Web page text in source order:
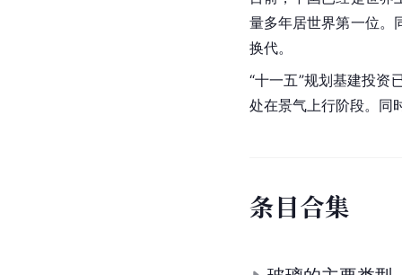
量多年居世界第一位。
换代。
“十一五”规划基建投资
处在景气上行阶段。同
条目合集